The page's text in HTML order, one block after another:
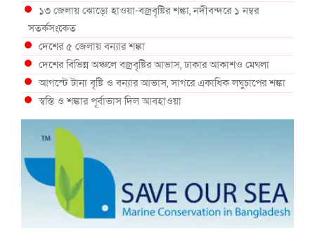
১৩ জেলায় ঝোড়ো হাওয়া-বজ্রবৃষ্টির শঙ্কা, নদীবন্দরে ১ নম্বর
সতর্কসংকেত
দেশের ৫ জেলায় বন্যার শঙ্কা
দেশের বিভিন্ন অঞ্চলে বজ্রবৃষ্টির আভাস, ঢাকার আকাশও মেঘলা
আগস্টে টানা বৃষ্টি ও বন্যার আভাস, সাগরে একাধিক লঘুচাপের শঙ্কা
স্বস্তি ও শঙ্কার পূর্বাভাস দিল আবহাওয়া
সৌদির নেতৃত্বে নতুন সামুদ্রিক প্রতিরক্ষা জোটে বাংলাদেশ
ইউরোপে দাবানল: আকাশে উড়ছে আগুন নেভানোর বিমান